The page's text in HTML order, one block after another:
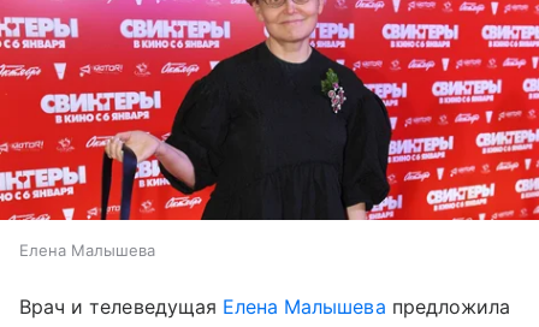
Елена Малышева
Врач и телеведущая Елена Малышева предложила